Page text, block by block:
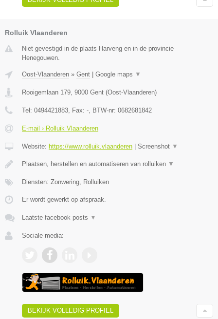
Rolluik Vlaanderen
Niet gevestigd in de plaats Harveng en in de provincie
Henegouwen.
Oost-Vlaanderen » Gent Google maps ▼
Rooigemlaan 179, 9000 Gent (Oost-Vlaanderen)
Tel: 0494421883, Fax: -, BTW-nr: 0682681842
E-mail › Rolluik Vlaanderen
Website: https://www.rolluik.vlaanderen Screenshot ▼
Plaatsen, herstellen en automatiseren van rolluiken ▼
Diensten: Zonwering, Rolluiken
Er wordt gewerkt op afspraak.
Laatste facebook posts ▼
Sociale media:
BEKIJK VOLLEDIG PROFIEL